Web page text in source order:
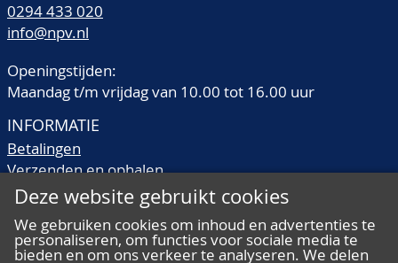
0294 433 020
info@npv.nl
Openingstijden:
Maandag t/m vrijdag van 10.00 tot 16.00 uur
INFORMATIE
Betalingen
Verzenden en ophalen
Veilingtermen
Kwaliteitsomschrijvingen
Veelgestelde vragen
Deze website gebruikt cookies
We gebruiken cookies om inhoud en advertenties te
personaliseren, om functies voor sociale media te
bieden en om ons verkeer te analyseren. We delen